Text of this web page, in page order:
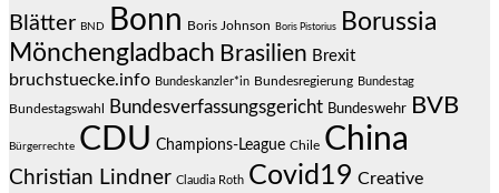
Blätter BND Bonn Boris Johnson Boris Pistorius
Borussia
Mönchengladbach Brasilien Brexit
bruchstuecke.info Bundeskanzler*in Bundesregierung Bundestag
Bundestagswahl Bundesverfassungsgericht Bundeswehr BVB
Bürgerrechte CDU Champions-League Chile China
Christian Lindner Claudia Roth Covid19 Creative